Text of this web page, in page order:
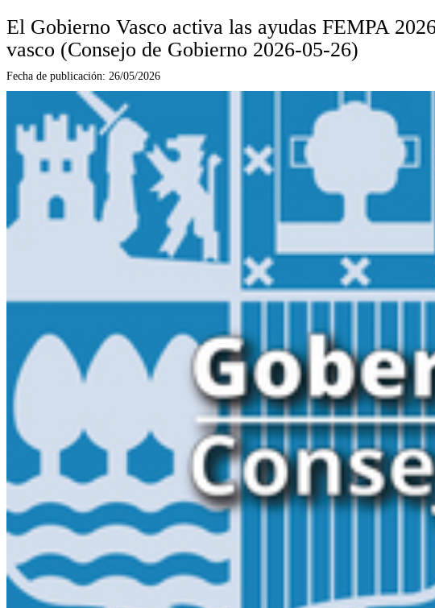
El Gobierno Vasco activa las ayudas FEMPA
vasco (Consejo de Gobierno 2026-05-26)
Fecha de publicación: 26/05/2026